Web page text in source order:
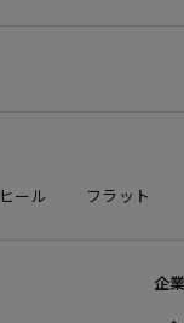
ヒール フラット
企